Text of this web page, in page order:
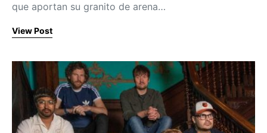
que aportan su granito de arena…
View Post